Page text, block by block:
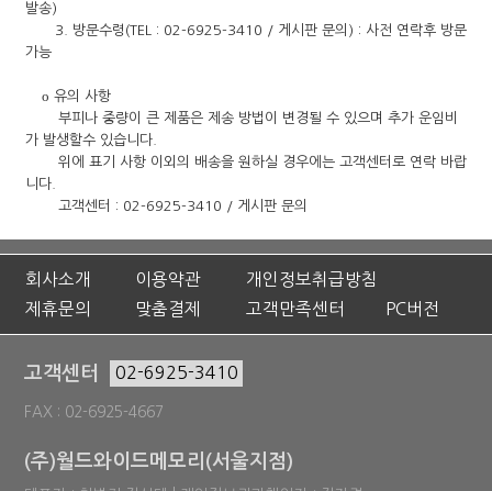
발송)
3. 방문수령(TEL : 02-6925-3410​ / 게시판 문의) : 사전 연락후 방문
가능
ο 유의 사항
부피나 중량이 큰 제품은 제송 방법이 변경될 수 있으며 추가 운임비
가 발생할수 있습니다.
위에 표기 사항 이외의 배송을 원하실 경우에는 고객센터로 연락 바랍
니다.
고객센터 : 02-6925-3410 / 게시판 문의
회사소개 이용약관
개인정보취급방침
제휴문의
맞춤결제 고객만족센터 PC버전
고객센터 02-6925-3410
FAX : 02-6925-4667
(주)월드와이드메모리(서울지점)